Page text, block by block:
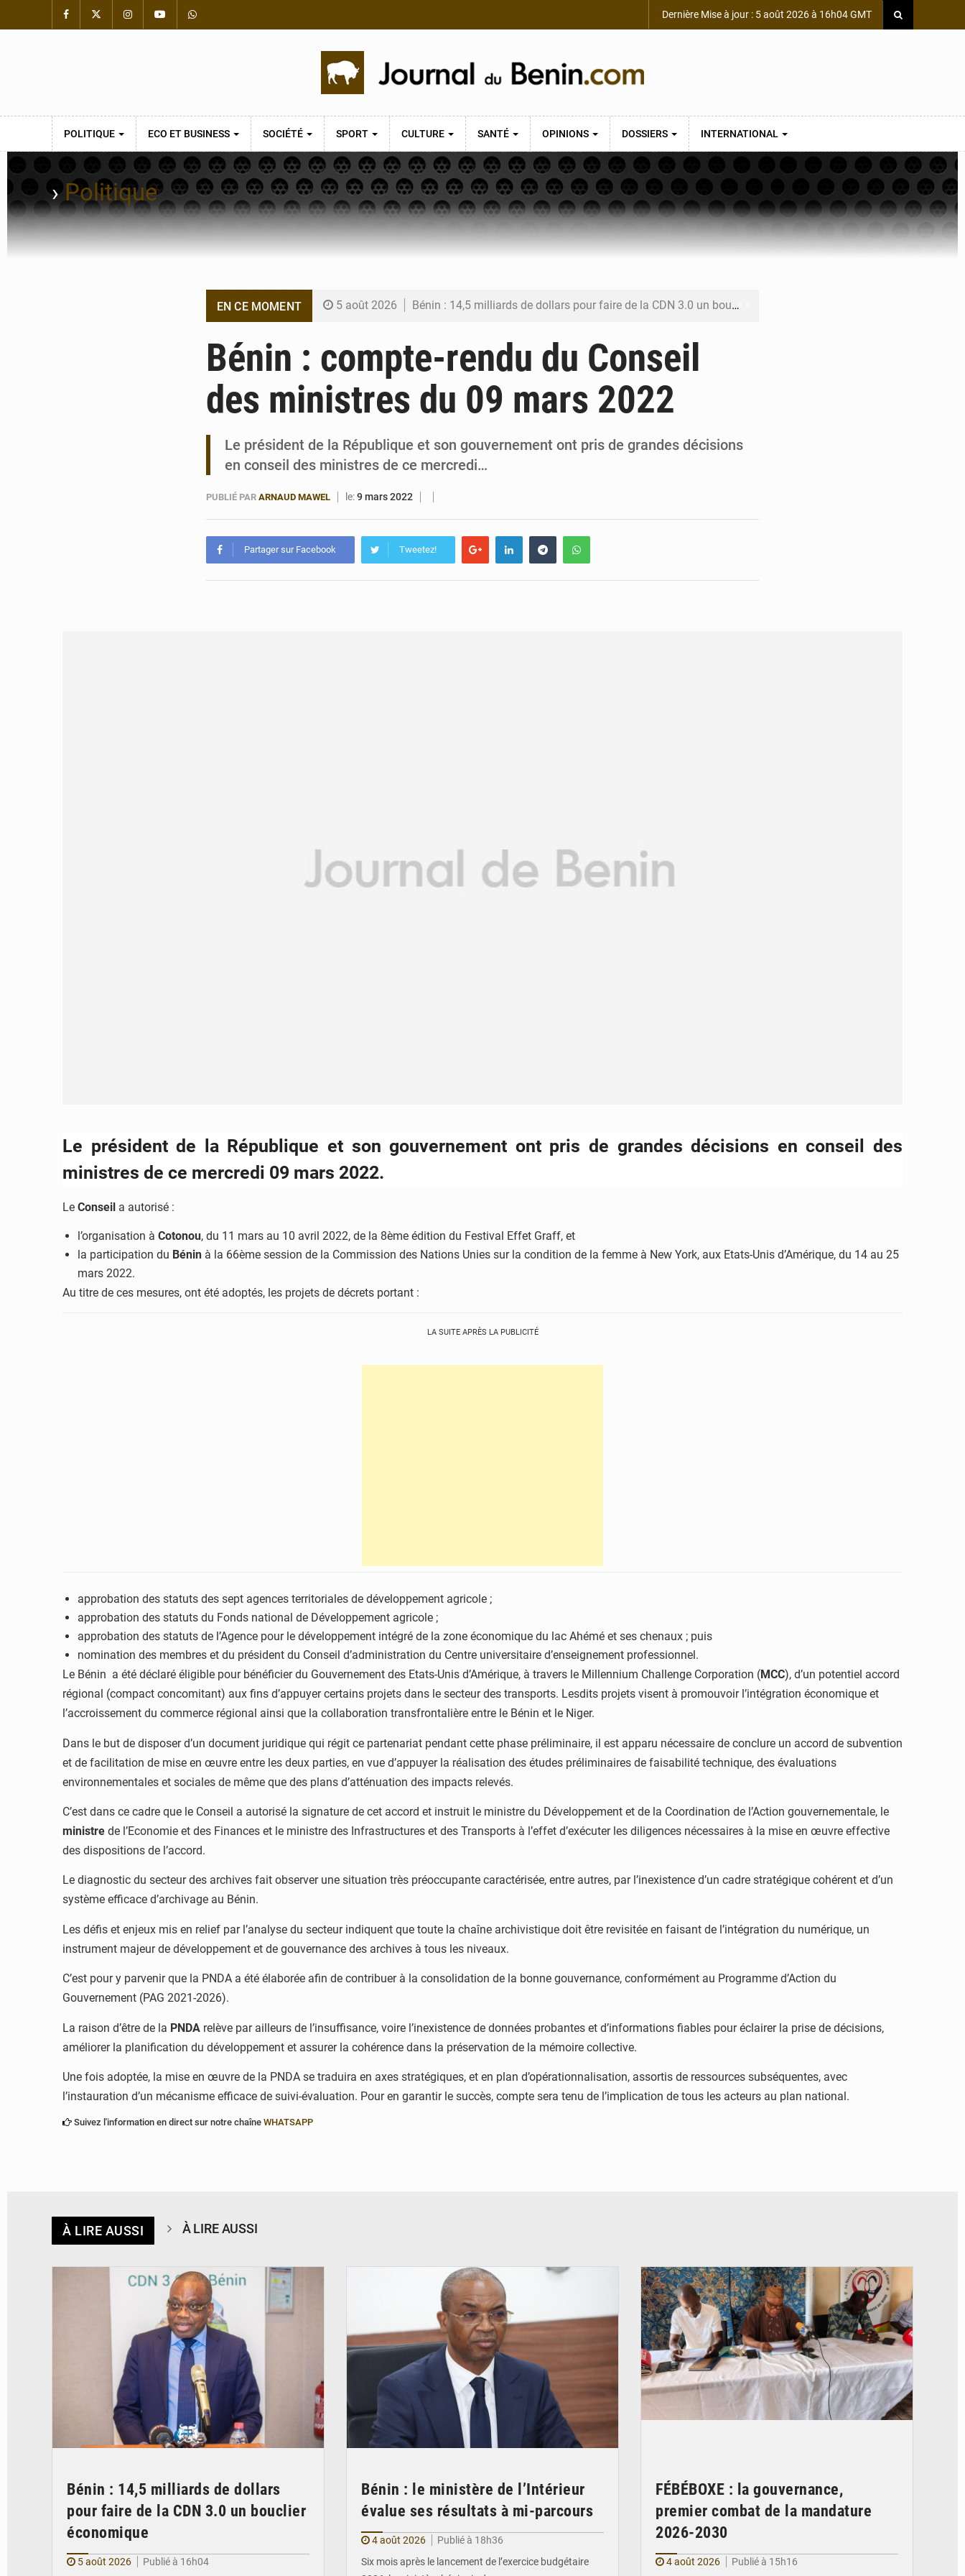
Dernière Mise à jour : 5 août 2026 à 16h04 GMT
POLITIQUE ECO ET BUSINESS SOCIÉTÉ SPORT CULTURE SANTÉ OPINIONS DOSSIERS INTERNATIONAL
›Politique
EN CE MOMENT 5 août 2026 Bénin : 14,5 milliards de dollars pour faire de la CDN 3.0 un bouclier économique
4 août 2026 FÉBÉBOXE : la gouvernance, premier combat de la mandature 2026-2030
3 août 2026 Valse des entraîneurs en Première Division béninoise
Bénin : compte-rendu du Conseil
des ministres du 09 mars 2022
Le président de la République et son gouvernement ont pris de grandes décisions
en conseil des ministres de ce mercredi…
PUBLIÉ PAR ARNAUD MAWEL le:9 mars 2022
Partager sur Facebook Tweetez!
Le président de la République et son gouvernement ont pris de grandes décisions en conseil des
ministres de ce mercredi 09 mars 2022.
Le Conseil a autorisé :
l’organisation à Cotonou, du 11 mars au 10 avril 2022, de la 8ème édition du Festival Effet Graff, et
la participation du Bénin à la 66ème session de la Commission des Nations Unies sur la condition de la femme à New York, aux Etats-Unis d’Amérique, du 14 au 25
mars 2022.
Au titre de ces mesures, ont été adoptés, les projets de décrets portant :
LA SUITE APRÈS LA PUBLICITÉ
approbation des statuts des sept agences territoriales de développement agricole ;
approbation des statuts du Fonds national de Développement agricole ;
approbation des statuts de l’Agence pour le développement intégré de la zone économique du lac Ahémé et ses chenaux ; puis
nomination des membres et du président du Conseil d’administration du Centre universitaire d’enseignement professionnel.
Le Bénin a été déclaré éligible pour bénéficier du Gouvernement des Etats-Unis d’Amérique, à travers le Millennium Challenge Corporation (MCC), d’un potentiel accord
régional (compact concomitant) aux fins d’appuyer certains projets dans le secteur des transports. Lesdits projets visent à promouvoir l’intégration économique et
l’accroissement du commerce régional ainsi que la collaboration transfrontalière entre le Bénin et le Niger.
Dans le but de disposer d’un document juridique qui régit ce partenariat pendant cette phase préliminaire, il est apparu nécessaire de conclure un accord de subvention
et de facilitation de mise en œuvre entre les deux parties, en vue d’appuyer la réalisation des études préliminaires de faisabilité technique, des évaluations
environnementales et sociales de même que des plans d’atténuation des impacts relevés.
C’est dans ce cadre que le Conseil a autorisé la signature de cet accord et instruit le ministre du Développement et de la Coordination de l’Action gouvernementale, le
ministre de l’Economie et des Finances et le ministre des Infrastructures et des Transports à l’effet d’exécuter les diligences nécessaires à la mise en œuvre effective
des dispositions de l’accord.
Le diagnostic du secteur des archives fait observer une situation très préoccupante caractérisée, entre autres, par l’inexistence d’un cadre stratégique cohérent et d’un
système efficace d’archivage au Bénin.
Les défis et enjeux mis en relief par l’analyse du secteur indiquent que toute la chaîne archivistique doit être revisitée en faisant de l’intégration du numérique, un
instrument majeur de développement et de gouvernance des archives à tous les niveaux.
C’est pour y parvenir que la PNDA a été élaborée afin de contribuer à la consolidation de la bonne gouvernance, conformément au Programme d’Action du
Gouvernement (PAG 2021-2026).
La raison d’être de la PNDA relève par ailleurs de l’insuffisance, voire l’inexistence de données probantes et d’informations fiables pour éclairer la prise de décisions,
améliorer la planification du développement et assurer la cohérence dans la préservation de la mémoire collective.
Une fois adoptée, la mise en œuvre de la PNDA se traduira en axes stratégiques, et en plan d’opérationnalisation, assortis de ressources subséquentes, avec
l’instauration d’un mécanisme efficace de suivi-évaluation. Pour en garantir le succès, compte sera tenu de l’implication de tous les acteurs au plan national.
Suivez l'information en direct sur notre chaîne WHATSAPP
À LIRE AUSSI À LIRE AUSSI
© Ministère du Cadre de Vie et des Transports, chargé du Développement
Bénin : 14,5 milliards de dollars
pour faire de la CDN 3.0 un bouclier
économique
5 août 2026 Publié à 16h04
Bénin : le ministère de l’Intérieur
évalue ses résultats à mi-parcours
4 août 2026
Publié à 18h36
Six mois après le lancement de l’exercice budgétaire
FÉBÉBOXE : la gouvernance,
premier combat de la mandature
2026-2030
4 août 2026 Publié à 15h16